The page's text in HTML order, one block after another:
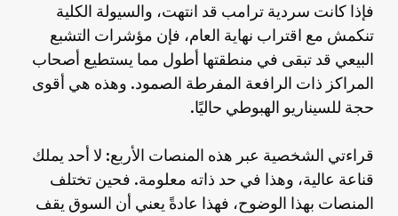
فإذا كانت سردية ترامب قد انتهت، والسيولة الكلية
تنكمش مع اقتراب نهاية العام، فإن مؤشرات التشبع
البيعي قد تبقى في منطقتها أطول مما يستطيع أصحاب
المراكز ذات الرافعة المفرطة الصمود. وهذه هي أقوى
حجة للسيناريو الهبوطي حاليًا.
قراءتي الشخصية عبر هذه المنصات الأربع: لا أحد يملك
قناعة عالية، وهذا في حد ذاته معلومة. فحين تختلف
المنصات بهذا الوضوح، فهذا عادةً يعني أن السوق يقف